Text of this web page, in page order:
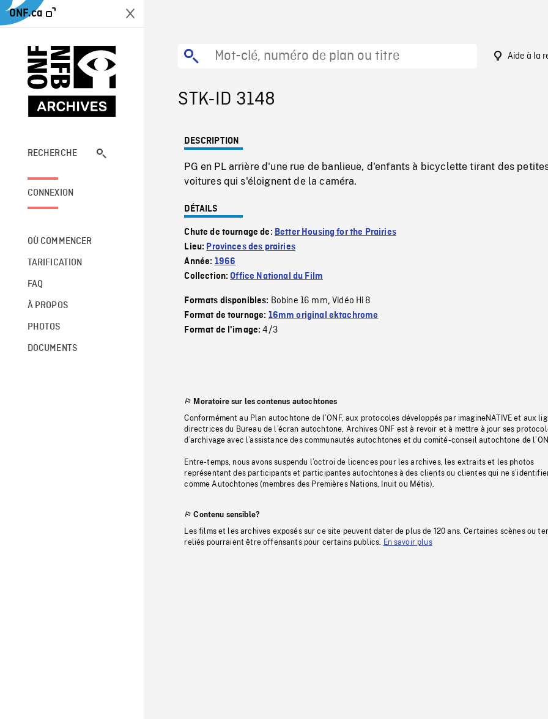
ONF.ca
RECHERCHE
CONNEXION
OÙ COMMENCER
TARIFICATION
FAQ
À PROPOS
PHOTOS
DOCUMENTS
Aide à la
STK-ID 3148
DESCRIPTION
PG en PL arrière d'une rue de banlieue, d'enfants à bicyclette tirant des
voitures qui s'éloignent de la caméra.
DÉTAILS
Chute de tournage de: Better Housing for the Prairies
Lieu: Provinces des prairies
Année: 1966
Collection:Office National du Film
Formats disponibles: Bobine 16 mm,Vidéo Hi 8
Format de tournage: 16mm original ektachrome
Format de l'image:4/3
Moratoire sur les contenus autochtones
Conformément au Plan autochtone de l’ONF, aux protocoles développés par imagineNATIVE et aux
directrices du Bureau de l’écran autochtone, Archives ONF est à revoir et à mettre à jour ses
d’archivage avec l’assistance des communautés autochtones et du comité-conseil autochtone de
Entre-temps, nous avons suspendu l’octroi de licences pour les archives, les extraits et les photos
représentant des participants et participantes autochtones à des clients ou clientes qui ne
comme Autochtones (membres des Premières Nations, Inuit ou Métis).
Contenu sensible?
Les films et les archives exposés sur ce site peuvent dater de plus de 120 ans. Certaines scènes ou
reliés pourraient être offensants pour certains publics. En savoir plus